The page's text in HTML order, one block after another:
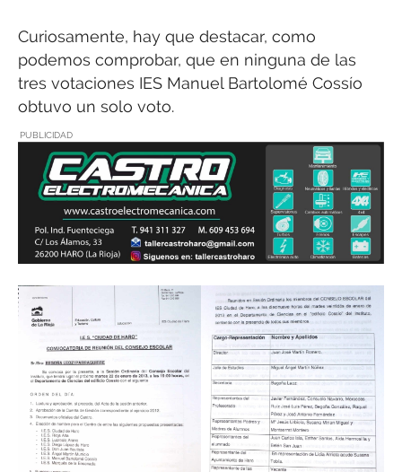
Curiosamente, hay que destacar, como
podemos comprobar, que en ninguna de las
tres votaciones IES Manuel Bartolomé Cossío
obtuvo un solo voto.
PUBLICIDAD